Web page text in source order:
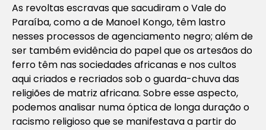
As revoltas escravas que sacudiram o Vale do
Paraíba, como a de Manoel Kongo, têm lastro
nesses processos de agenciamento negro; além de
ser também evidência do papel que os artesãos do
ferro têm nas sociedades africanas e nos cultos
aqui criados e recriados sob o guarda-chuva das
religiões de matriz africana. Sobre esse aspecto,
podemos analisar numa óptica de longa duração o
racismo religioso que se manifestava a partir do